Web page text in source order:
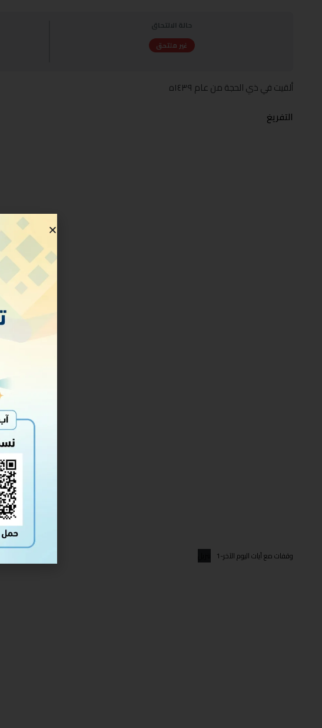
حالة الالتحاق
غير ملتحق
ألقيت في ذي الحجة من عام ١٤٣٩ه
التفريغ
وقفات مع آيات اليوم الآخر-1